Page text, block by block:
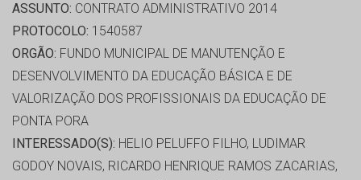
ASSUNTO: CONTRATO ADMINISTRATIVO 2014
PROTOCOLO: 1540587
ORGÃO: FUNDO MUNICIPAL DE MANUTENÇÃO E
DESENVOLVIMENTO DA EDUCAÇÃO BÁSICA E DE
VALORIZAÇÃO DOS PROFISSIONAIS DA EDUCAÇÃO DE
PONTA PORA
INTERESSADO(S): HELIO PELUFFO FILHO, LUDIMAR
GODOY NOVAIS, RICARDO HENRIQUE RAMOS ZACARIAS,